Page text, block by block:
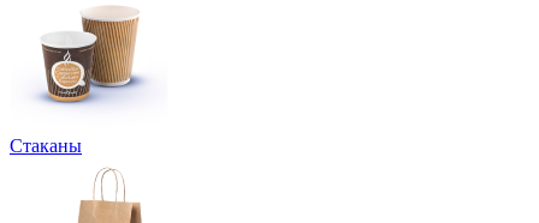
Стаканы